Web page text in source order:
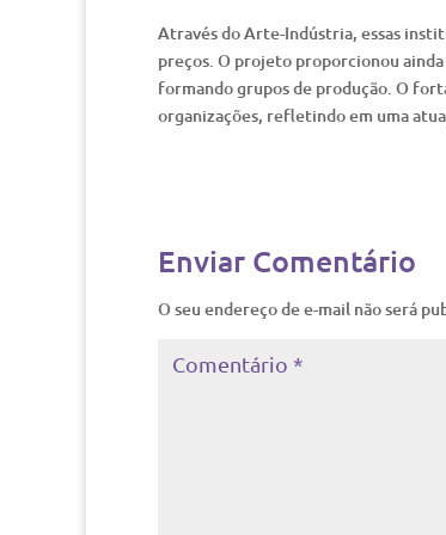
Através do Arte-Indústria, essas
preços. O projeto proporcionou ainda
formando grupos de produção. O
organizações, refletindo em uma
Enviar Comentário
O seu endereço de e-mail não será